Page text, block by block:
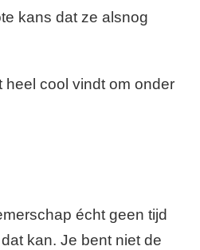
kans dat ze alsnog
heel cool vindt om onder
écht geen tijd
kan. Je bent niet de